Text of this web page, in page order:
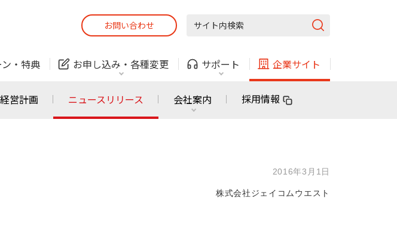
お問い合わせ
・ 特典 お申し込み・ 各種変更 サポート 企業サイト
ガス
利用できる物件も！
ガス
でんき 固定電話
法人・自治体向けサービス
営計画 ニュースリリース 会社案内 採用情報
2016年3月1日
株式会社ジェイコムウエスト